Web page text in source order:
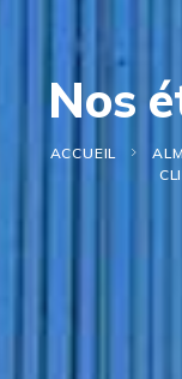
Nos
ACCUEIL